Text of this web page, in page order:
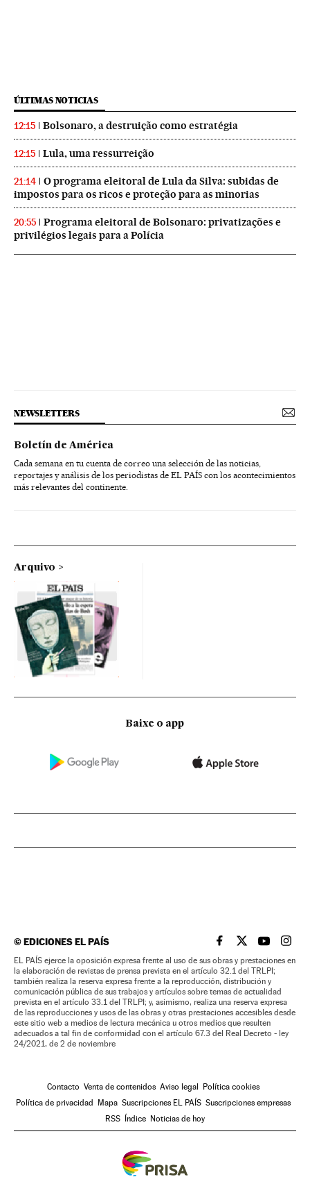
ÚLTIMAS NOTICIAS
12:15 Bolsonaro, a destruição como estratégia
12:15 Lula, uma ressurreição
21:14
O programa eleitoral de Lula da Silva: subidas de
impostos para os ricos e proteção para as minorias
20:55
Programa eleitoral de Bolsonaro: privatizações e
privilégios legais para a Polícia
NEWSLETTERS
Boletín de América
Cada semana en tu cuenta de correo una selección de las noticias,
reportajes y análisis de los periodistas de EL PAÍS con los acontecimientos
más relevantes del continente.
Arquivo
Baixe o app
©EDICIONES EL PAÍS EL PAÍS BRASIL EN
EL PAÍSEL PAÍS
EL
EL PAÍS ejerce la oposición expresa frente al uso de sus obras y prestaciones en
la elaboración de revistas de prensa prevista en el artículo 32.1 del TRLPI;
también realiza la reserva expresa frente a la reproducción, distribución y
comunicación pública de sus trabajos y artículos sobre temas de actualidad
prevista en el artículo 33.1 del TRLPI; y, asimismo, realiza una reserva expresa
de las reproducciones y usos de las obras y otras prestaciones accesibles desde
este sitio web a medios de lectura mecánica u otros medios que resulten
adecuados a tal fin de conformidad con el artículo 67.3 del Real Decreto - ley
24/2021, de 2 de noviembre
Contacto Venta de contenidos Aviso legal Política cookies
Política de privacidad Mapa Suscripciones EL PAÍS Suscripciones empresas
RSS Índice Noticias de hoy